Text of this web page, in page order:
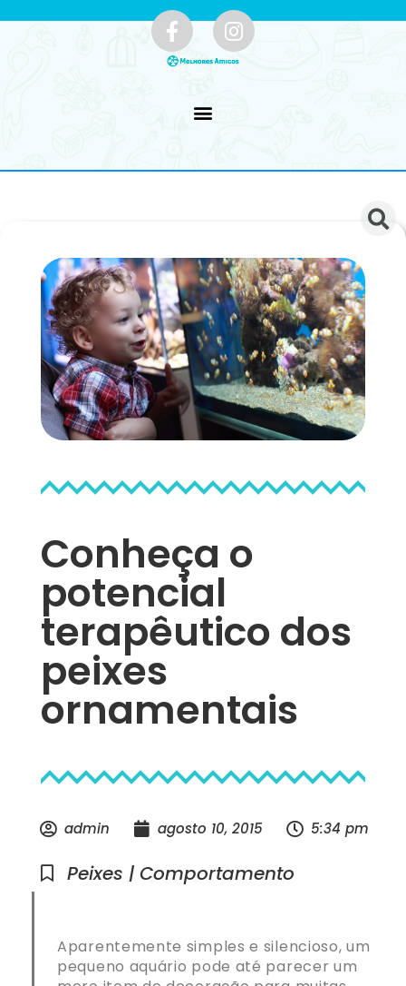
Conheça o
potencial
terapêutico dos
peixes
ornamentais
admin agosto 10, 2015 5:34 pm
Peixes | Comportamento
Aparentemente simples e silencioso, um
pequeno aquário pode até parecer um